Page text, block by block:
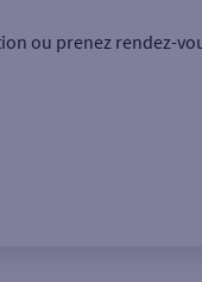
ou prenez rendez-